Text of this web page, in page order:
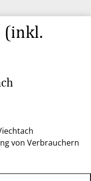
(inkl.
von Verbrauchern